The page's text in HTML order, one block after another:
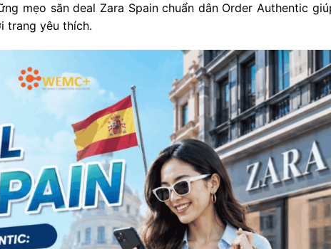
mẹo săn deal Zara Spain chuẩn dân Order Authentic
trang yêu thích.